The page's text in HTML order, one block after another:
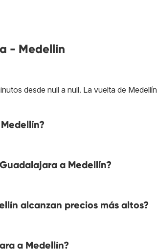
- Medellín
desde null a null. La vuelta de Medellín
a Medellín?
alcanzan precios más altos?
a Medellín?